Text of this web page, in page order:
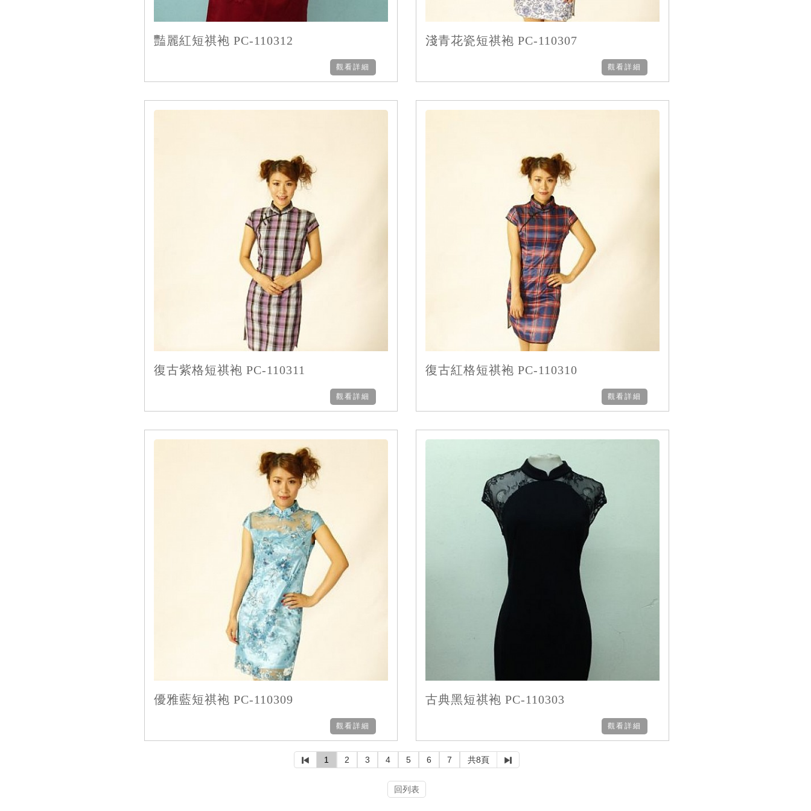
豔麗紅短祺袍 PC-110312
觀看詳細
淺青花瓷短祺袍 PC-110307
觀看詳細
復古紫格短祺袍 PC-110311
觀看詳細
復古紅格短祺袍 PC-110310
觀看詳細
優雅藍短祺袍 PC-110309
觀看詳細
古典黑短祺袍 PC-110303
觀看詳細
1 2 3 4 5 6 7 共8頁
回列表